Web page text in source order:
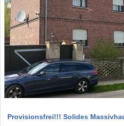
Provisionsfrei!!! Solides